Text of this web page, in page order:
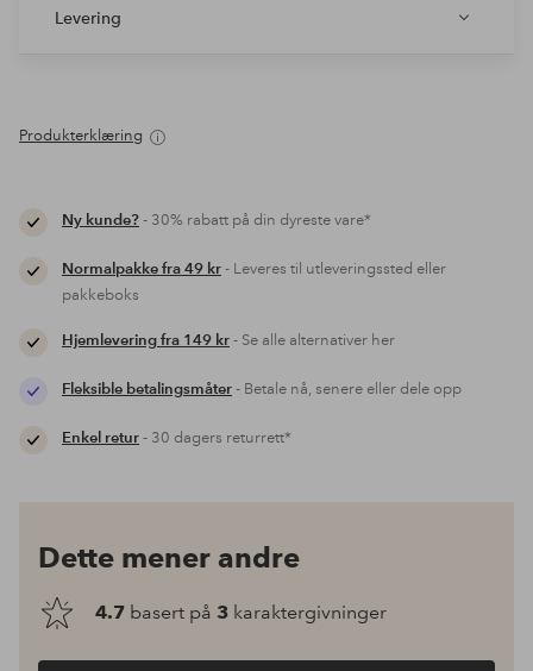
Levering
Produkterklæring
Ny kunde?- 30% rabatt på din dyreste vare*
Normalpakke fra 49 kr- Leveres til utleveringssted eller
pakkeboks
Hjemlevering fra 149 kr- Se alle alternativer her
Fleksible betalingsmåter- Betale nå, senere eller dele opp
Enkel retur- 30 dagers returrett*
Dette mener andre
4.7 basert på 3 karaktergivninger